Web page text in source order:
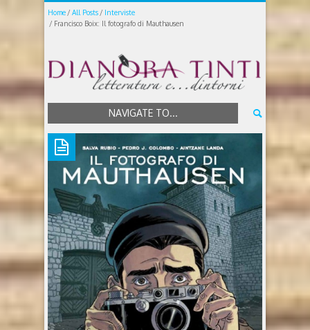
Home All Posts
Interviste
Francisco Boix: Il fotografo di Mauthausen
NAVIGATE TO...